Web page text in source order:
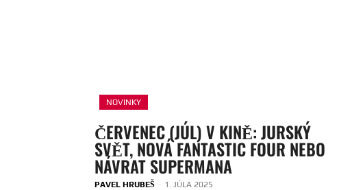
NOVINKY
ČERVENEC (JÚL) V KINĚ: JURSKÝ
SVĚT, NOVÁ FANTASTIC FOUR NEBO
NÁVRAT SUPERMANA
PAVEL HRUBEŠ - 1. JÚLA 2025